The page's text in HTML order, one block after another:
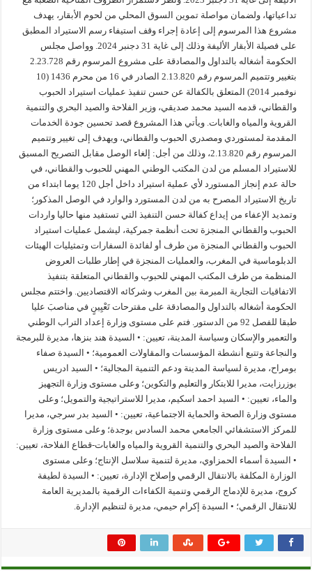
تداعياتها، ولضمان مواصلة تموين السوق المحلي من لحوم الأبقار، يهدف
مشروع هذا المرسوم إلى إعادة إجراء وقف استيفاء رسم الاستيراد المطبق
على فصيلة الأبقار الأليفة وذلك إلى غاية 31 دجنبر 2024. وواصل مجلس
الحكومة أشغاله بالتداول والمصادقة على مشروع المرسوم رقم 2.23.728
بتغيير وتتميم المرسوم رقم 2.13.820 الصادر في 16 من محرم 1436 (10
نوفمبر 2014) المتعلق بالكفالة عن حسن تنفيذ عمليات استيراد الحبوب
والقطاني، قدمه السيد محمد صديقي، وزير الفلاحة والصيد البحري والتنمية
القروية والمياه والغابات. ويأتي هذا المشروع قصد تحسين جودة الخدمات
المقدمة لمستوردي ومصدري الحبوب والقطاني، ويهدف إلى تغيير وتتميم
المرسوم رقم 2.13.820، وذلك من أجل: إلغاء الوصل مقابل التصريح المسبق
للاستيراد المسلم من لدن المكتب الوطني المهني للحبوب والقطاني، في
حالة عدم إنجاز المستورد لأي عملية استيراد داخل أجل 120 يوما ابتداء من
تاريخ الاستيراد المصرح به من لدن المستورد والوارد في الوصل المذكور؛
وتمديد الإعفاء من إيداع كفالة حسن التنفيذ التي تستفيد منها حاليا واردات
الحبوب والقطاني المنجزة تحت أنظمة جمركية، ليشمل عمليات استيراد
الحبوب والقطاني المنجزة من طرف أو لفائدة السفارات وتمثيليات الهيئات
الدبلوماسية في المغرب، والعمليات المنجزة في إطار طلبات العروض
المنظمة من طرف المكتب المهني للحبوب والقطاني المتعلقة بتنفيذ
الاتفاقيات التجارية المبرمة بين المغرب وشركائه الاقتصاديين. واختتم مجلس
الحكومة أشغاله بالتداول والمصادقة على مقترحات تَعْيِينٍ في مناصبَ عليا
طبقا للفصل 92 من الدستور. فتم على مستوى وزارة إعداد التراب الوطني
والتعمير والإسكان وسياسة المدينة، تعيين: • السيدة هند بنزها، مديرة للبرمجة
والنجاعة وتتبع أنشطة المؤسسات والمقاولات العمومية؛ • السيدة صفاء
بومراح، مديرة لسياسة المدينة ودعم التنمية المجالية؛ • السيد ادريس
بوزرزايت، مديرا للابتكار والتعليم والتكوين؛ وعلى مستوى وزارة التجهيز
والماء، تعيين: • السيد احمد اسكيم، مديرا للاستراتيجية والتمويل؛ وعلى
مستوى وزارة الصحة والحماية الاجتماعية، تعيين: • السيد بدر سرجي، مديرا
للمركز الاستشفائي الجامعي محمد السادس بوجدة؛ وعلى مستوى وزارة
الفلاحة والصيد البحري والتنمية القروية والمياه والغابات-قطاع الفلاحة، تعيين:
• السيدة أسماء الحمزاوي، مديرة لتنمية سلاسل الإنتاج؛ وعلى مستوى
الوزارة المكلفة بالانتقال الرقمي وإصلاح الإدارة، تعيين: • السيدة لطيفة
كروج، مديرة للإدماج الرقمي وتنمية الكفاءات الرقمية بالمديرية العامة
للانتقال الرقمي؛ • السيدة إكرام حيمي، مديرة لتنظيم الإدارة.